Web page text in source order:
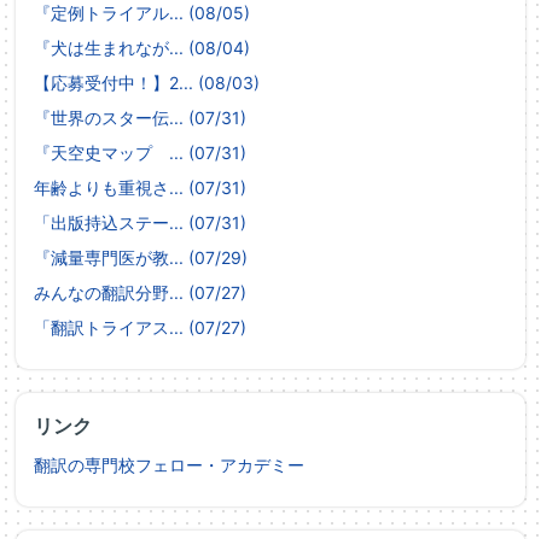
『定例トライアル... (08/05)
『犬は生まれなが... (08/04)
【応募受付中！】2... (08/03)
『世界のスター伝... (07/31)
『天空史マップ ... (07/31)
年齢よりも重視さ... (07/31)
「出版持込ステー... (07/31)
『減量専門医が教... (07/29)
みんなの翻訳分野... (07/27)
「翻訳トライアス... (07/27)
リンク
翻訳の専門校フェロー・アカデミー